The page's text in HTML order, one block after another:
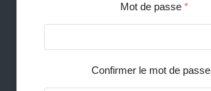
Mot de passe *
Confirmer le mot de passe